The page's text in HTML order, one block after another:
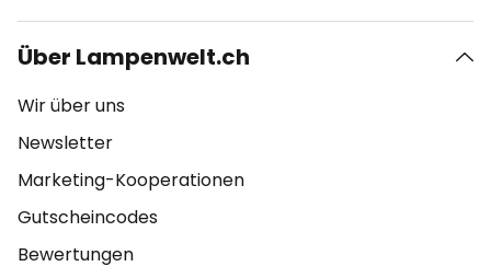
Über Lampenwelt.ch
Wir über uns
Newsletter
Marketing-Kooperationen
Gutscheincodes
Bewertungen